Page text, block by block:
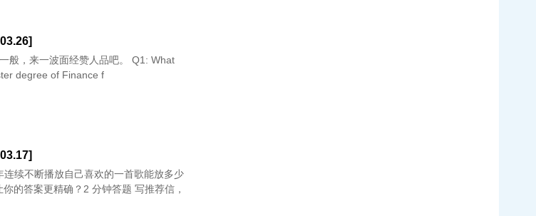
一波面经赞人品吧。 Q1: What
degree of Finance f
续不断播放自己喜欢的一首歌能放多少
的答案更精确？2 分钟答题 写推荐信，